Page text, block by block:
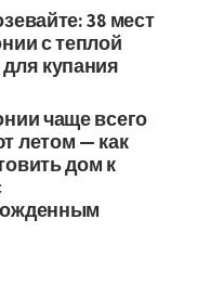
38 мест
с теплой
купания
чаще всего
летом — как
дом к